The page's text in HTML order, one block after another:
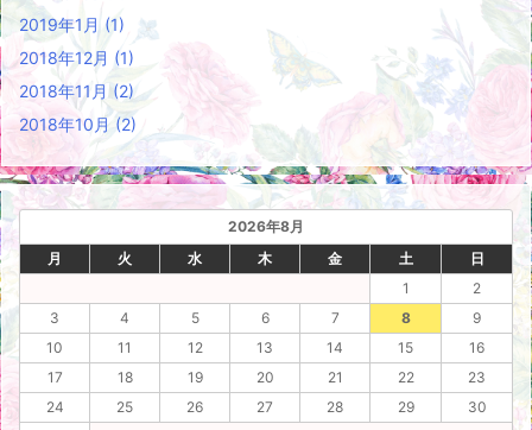
2019年1月 (1)
2018年12月 (1)
2018年11月 (2)
2018年10月(2)
2026年8月
月
火 水 木 金 土
日
1
2
3
4 5 6 7 8
9
10
11 12 13 14 15
16
17
18 19 20 21 22
23
24
25 26 27 28 29
30